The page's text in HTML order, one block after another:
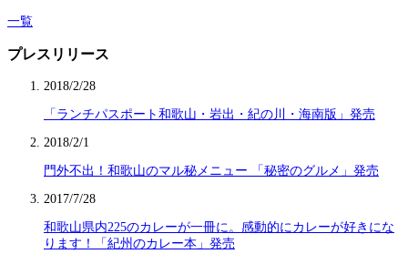
一覧
プレスリリース
2018/2/28
「ランチパスポート和歌山・岩出・紀の川・海南版」発売
2018/2/1
門外不出！和歌山のマル秘メニュー 「秘密のグルメ」発売
2017/7/28
和歌山県内225のカレーが一冊に。感動的にカレーが好きにな
ります！「紀州のカレー本」発売